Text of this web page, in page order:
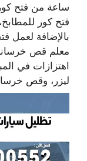
ساعة من فتح
فتح كور
بالإضافة لعمل
معلم قص
اهتزازات في
ليزر، وقص